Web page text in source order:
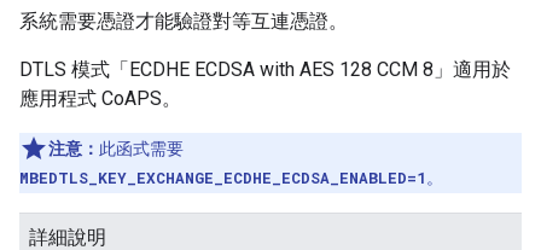
系統需要憑證才能驗證對等互連憑證。
DTLS 模式「ECDHE ECDSA with AES 128 CCM 8」適用於
應用程式 CoAPS。
注意： 此函式需要
MBEDTLS_KEY_EXCHANGE_ECDHE_ECDSA_ENABLED=1 。
詳細說明